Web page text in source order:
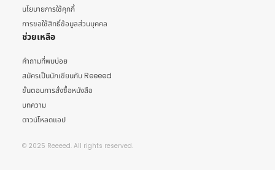
นโยบายการใช้คุกกี้
การขอใช้สิทธิ์ข้อมูลส่วนบุคคล
ช่วยเหลือ
คำถามที่พบบ่อย
สมัครเป็นนักเขียนกับ Reeeed
ขั้นตอนการสั่งซื้อหนังสือ
บทความ
ดาวน์โหลดแอป
© 2025 Reeeed. All rights reserved.